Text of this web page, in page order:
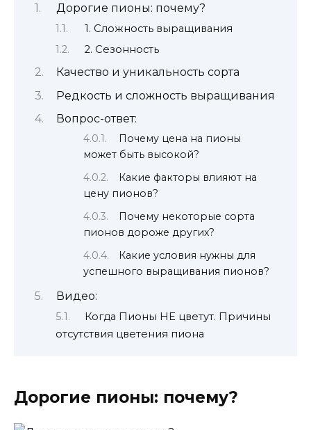
Дорогие пионы: почему?
1. Сложность выращивания
2. Сезонность
Качество и уникальность сорта
Редкость и сложность выращивания
Вопрос-ответ:
Почему цена на пионы
может быть высокой?
Какие факторы влияют на
цену пионов?
Почему некоторые сорта
пионов дороже других?
Какие условия нужны для
успешного выращивания пионов?
Видео:
Когда Пионы НЕ цветут. Причины
отсутствия цветения пиона
Дорогие пионы: почему?